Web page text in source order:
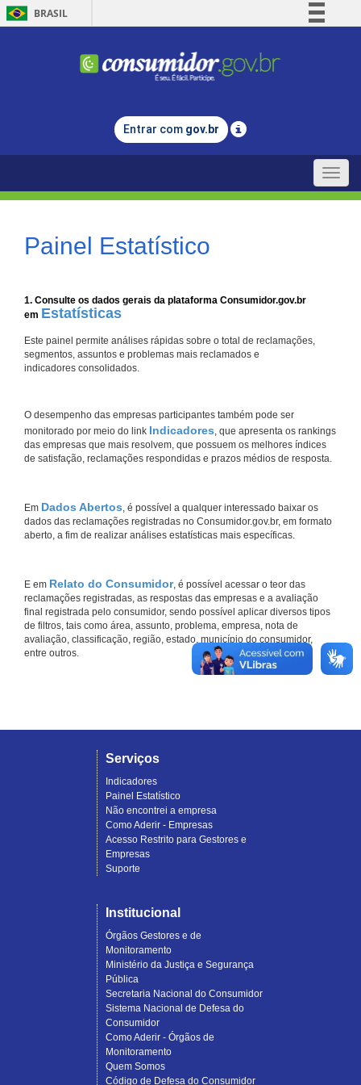
BRASIL
Comunica BR
Legislação
Entrar com gov.br
Toggle
Painel Estatístico
1. Consulte os dados gerais da plataforma Consumidor.gov.br
em Estatísticas
Este painel permite análises rápidas sobre o total de reclamações,
segmentos, assuntos e problemas mais reclamados e
indicadores consolidados.
O desempenho das empresas participantes também pode ser
monitorado por meio do link Indicadores, que apresenta os rankings
das empresas que mais resolvem, que possuem os melhores índices
de satisfação, reclamações respondidas e prazos médios de resposta.
Em Dados Abertos, é possível a qualquer interessado baixar os
dados das reclamações registradas no Consumidor.gov.br, em formato
aberto, a fim de realizar análises estatísticas mais específicas.
E em Relato do Consumidor, é possível acessar o teor das
reclamações registradas, as respostas das empresas e a avaliação
final registrada pelo consumidor, sendo possível aplicar diversos tipos
de filtros, tais como área, assunto, problema, empresa, nota de
avaliação, classificação, região, estado, município do consumidor,
entre outros.
Serviços
Indicadores
Painel Estatístico
Não encontrei a empresa
Como Aderir - Empresas
Acesso Restrito para Gestores e
Empresas
Suporte
Institucional
Órgãos Gestores e de
Monitoramento
Ministério da Justiça e Segurança
Pública
Secretaria Nacional do Consumidor
Sistema Nacional de Defesa do
Consumidor
Como Aderir - Órgãos de
Monitoramento
Quem Somos
Código de Defesa do Consumidor